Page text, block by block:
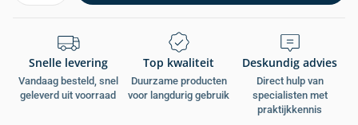
Snelle levering
Vandaag besteld, snel
geleverd uit voorraad
Top kwaliteit
Duurzame producten
voor langdurig gebruik
Deskundig advies
Direct hulp van
specialisten met
praktijkkennis